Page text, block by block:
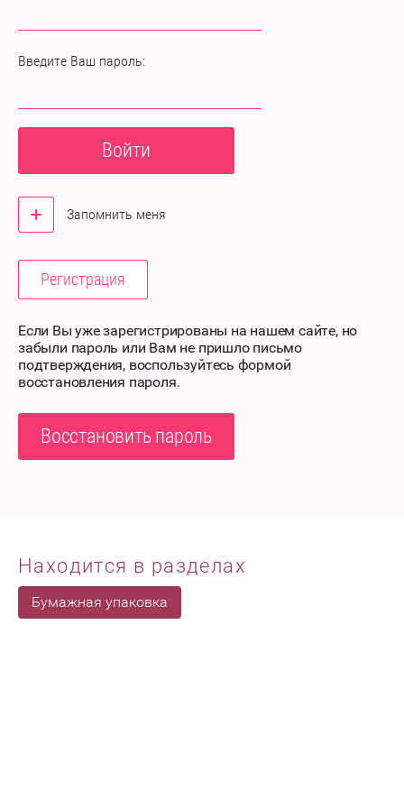
Введите Ваш пароль:
Войти
Запомнить меня
Регистрация
Если Вы уже зарегистрированы на нашем сайте, но
забыли пароль или Вам не пришло письмо
подтверждения, воспользуйтесь формой
восстановления пароля.
Восстановить пароль
Находится в разделах
Бумажная упаковка